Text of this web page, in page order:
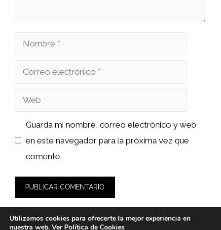
Nombre
Correo
Web
Guarda mi nombre, correo electrónico y web
en este navegador para la próxima vez que
comente.
Utilizamos cookies para ofrecerte la mejor experiencia en
nuestra web. Ver Política de Cookies